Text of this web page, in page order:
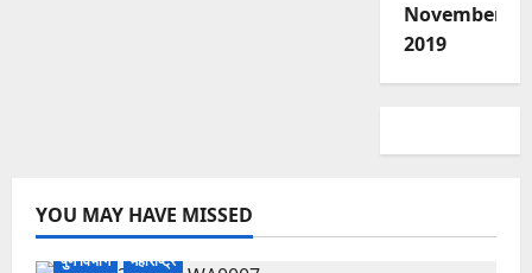
November
2019
YOU MAY HAVE MISSED
पुणे विभाग महाराष्ट्र